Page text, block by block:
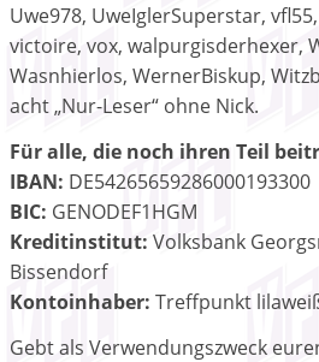
Uwe978, UweIglerSuperstar, vfl55,
victoire, vox, walpurgisderhexer,
Wasnhierlos, WernerBiskup,
acht „Nur-Leser“ ohne Nick.
Für alle, die noch ihren Teil
IBAN: DE54265659286000193300
BIC: GENODEF1HGM
Kreditinstitut: Volksbank
Bissendorf
Kontoinhaber: Treffpunkt
Gebt als Verwendungszweck